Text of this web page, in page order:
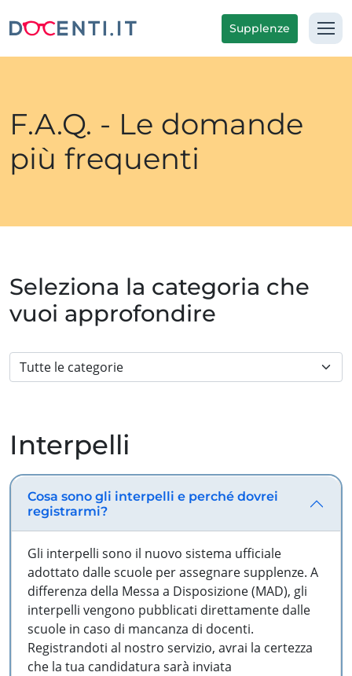
Supplenze
F.A.Q. - Le domande
più frequenti
Seleziona la categoria che
vuoi approfondire
Interpelli
Cosa sono gli interpelli e perché dovrei
registrarmi?
Gli interpelli sono il nuovo sistema ufficiale
adottato dalle scuole per assegnare supplenze. A
differenza della Messa a Disposizione (MAD), gli
interpelli vengono pubblicati direttamente dalle
scuole in caso di mancanza di docenti.
Registrandoti al nostro servizio, avrai la certezza
che la tua candidatura sarà inviata